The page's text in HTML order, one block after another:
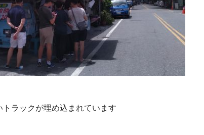
ラックが埋め込まれています